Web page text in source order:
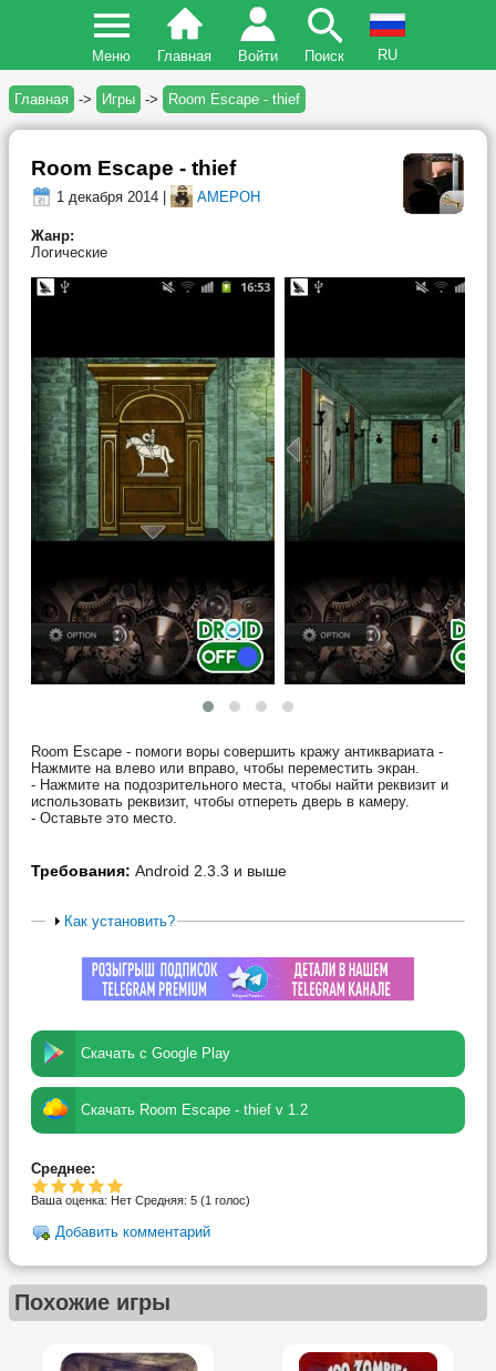
Меню Главная Войти Поиск RU
Главная -> Игры -> Room Escape - thief
Room Escape - thief
1 декабря 2014 | AMEPOH
Жанр:
Логические
Room Escape - помоги воры совершить кражу антиквариата -
Нажмите на влево или вправо, чтобы переместить экран.
- Нажмите на подозрительного места, чтобы найти реквизит и
использовать реквизит, чтобы отпереть дверь в камеру.
- Оставьте это место.
Требования: Android 2.3.3 и выше
Как установить?
Скачать с Google Play
Скачать Room Escape - thief v 1.2
Среднее:
Ваша оценка: Нет Средняя: 5 (1 голос)
Добавить комментарий
Похожие игры